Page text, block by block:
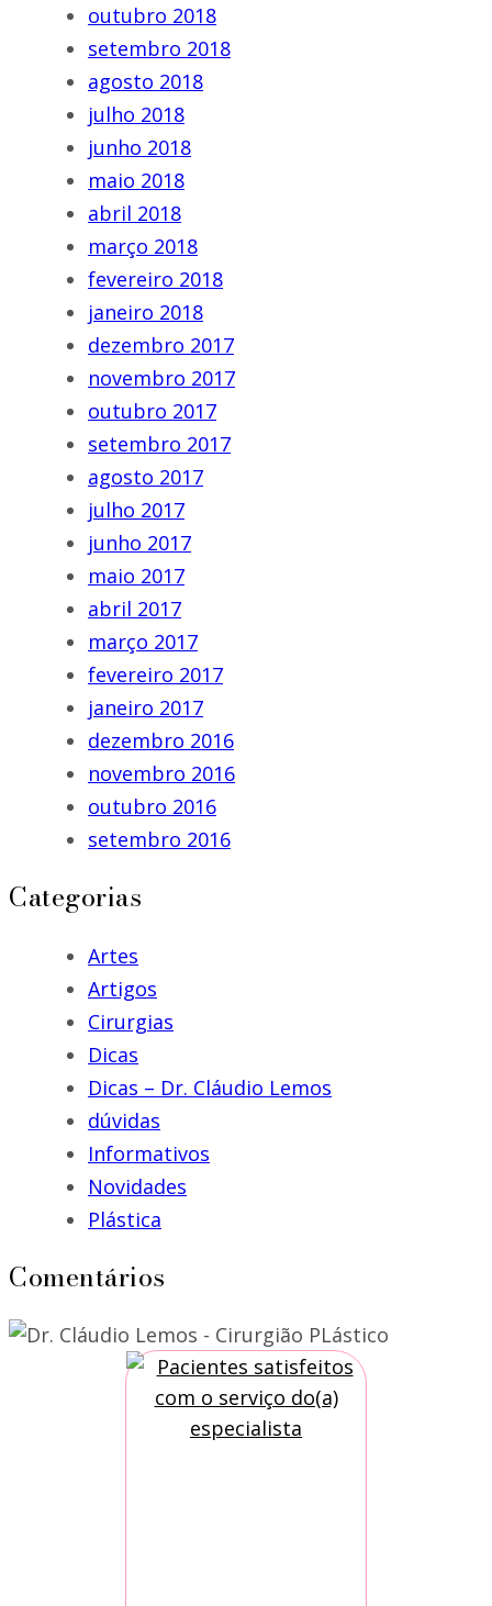
outubro 2018
setembro 2018
agosto 2018
julho 2018
junho 2018
maio 2018
abril 2018
março 2018
fevereiro 2018
janeiro 2018
dezembro 2017
novembro 2017
outubro 2017
setembro 2017
agosto 2017
julho 2017
junho 2017
maio 2017
abril 2017
março 2017
fevereiro 2017
janeiro 2017
dezembro 2016
novembro 2016
outubro 2016
setembro 2016
Categorias
Artes
Artigos
Cirurgias
Dicas
Dicas – Dr. Cláudio Lemos
dúvidas
Informativos
Novidades
Plástica
Comentários